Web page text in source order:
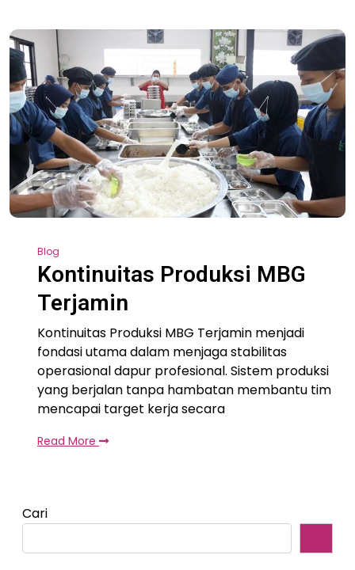
Blog
Kontinuitas Produksi MBG
Terjamin
Kontinuitas Produksi MBG Terjamin menjadi
fondasi utama dalam menjaga stabilitas
operasional dapur profesional. Sistem produksi
yang berjalan tanpa hambatan membantu tim
mencapai target kerja secara
Read More
Cari